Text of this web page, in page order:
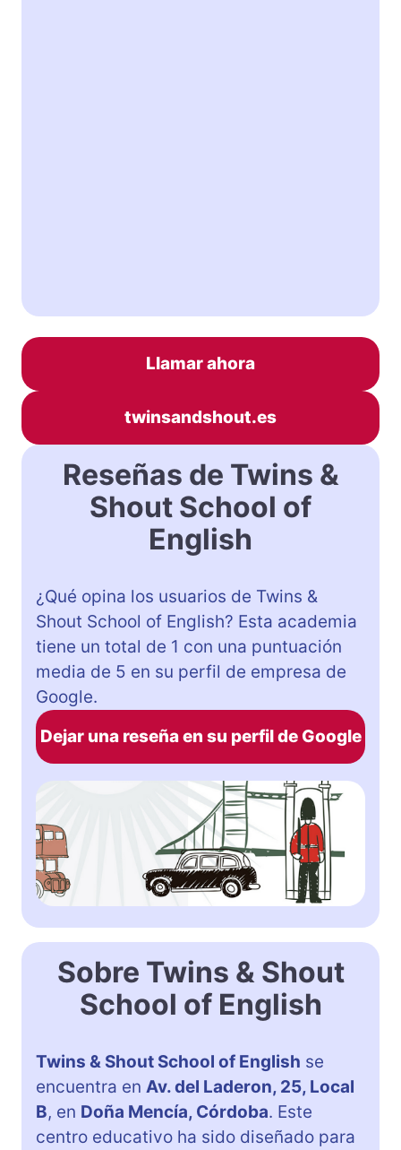
Llamar ahora
twinsandshout.es
Reseñas de Twins &
Shout School of
English
¿Qué opina los usuarios de Twins &
Shout School of English? Esta academia
tiene un total de 1 con una puntuación
media de 5 en su perfil de empresa de
Google.
Dejar una reseña en su perfil de Google
Sobre Twins & Shout
School of English
Twins & Shout School of English se
encuentra en Av. del Laderon, 25, Local
B, en Doña Mencía, Córdoba. Este
centro educativo ha sido diseñado para